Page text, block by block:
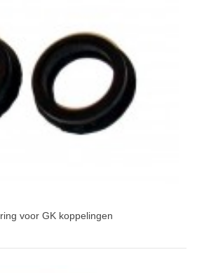
voor GK koppelingen